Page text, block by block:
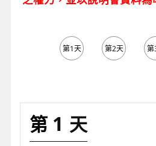
第1天 第2天 第
1